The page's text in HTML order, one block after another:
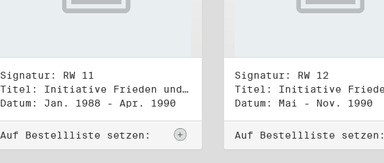
Signatur: RW 11
Titel: Initiative Frieden und Menschenrechte (1)
Datum: Jan. 1988 - Apr. 1990
Auf Bestellliste setzen:
Signatur: RW 12
Datum: Mai - Nov. 1990
Auf Bestellliste setzen: